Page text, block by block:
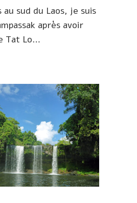
sud du Laos, je suis
après avoir
Tat Lo…